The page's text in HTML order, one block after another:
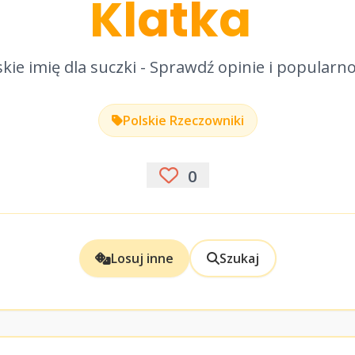
Klatka
imię dla suczki - Sprawdź opinie i
Polskie Rzeczowniki
0
Losuj inne Szukaj